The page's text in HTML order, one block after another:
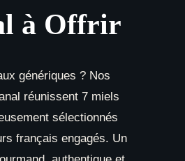
à Offrir
génériques ? Nos
réunissent 7 miels
sélectionnés
français engagés. Un